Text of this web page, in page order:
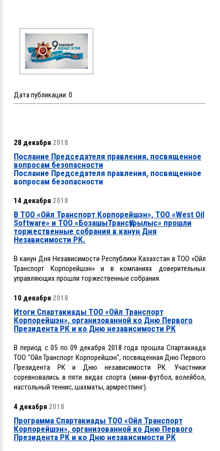
Дата публикации: 0
28 декабря 2018
Послание Председателя правления, посвященное
вопросам безопасности
Послание Председателя правления, посвященное
вопросам безопасности
14 декабря 2018
В ТОО «Ойл Транспорт Корпорейшэн», ТОО «West Oil
Software» и ТОО «БозашыТрансҚұрылыс» прошли
торжественные собрания в канун Дня
Независимости РК.
В канун Дня Независимости Республики Казахстан в ТОО «Ойл
Транспорт Корпорейшэн» и в компаниях доверительных
управляющих прошли торжественные собрания.
10 декабря 2018
Итоги Спартакиады ТОО «Ойл Транспорт
Корпорейшэн», организованной ко Дню Первого
Президента РК и ко Дню независимости РК
В период с 05 по 09 декабря 2018 года прошла Спартакиада
ТОО "Ойл Транспорт Корпорейшэн", посвященная Дню Первого
Президента РК и Дню независимости РК. Участники
соревновались в пяти видах спорта (мини-футбол, волейбол,
настольный теннис, шахматы, армрестлинг).
4 декабря 2018
Программа Спартакиады ТОО «Ойл Транспорт
Корпорейшэн», организованной ко Дню Первого
Президента РК и ко Дню независимости РК